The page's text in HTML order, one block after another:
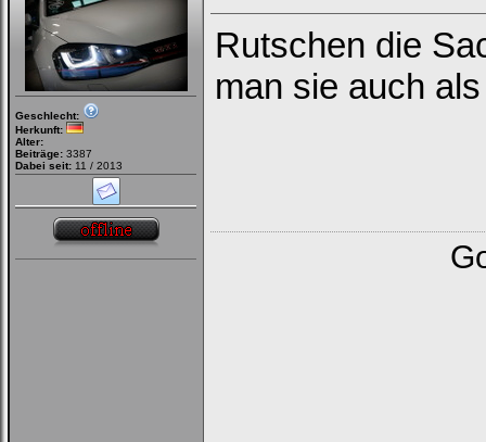
Geschlecht:
Herkunft:
Alter:
Beiträge: 3387
Dabei seit: 11 / 2013
Rutschen die
man sie auch